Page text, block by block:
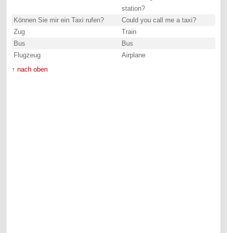
station?
Können Sie mir ein Taxi rufen?
Could you call me a taxi?
Zug
Train
Bus
Bus
Flugzeug
Airplane
↑ nach oben